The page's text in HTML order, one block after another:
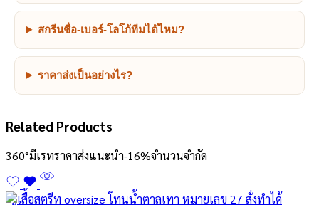
สกรีนชื่อ-เบอร์-โลโก้ทีมได้ไหม?
ราคาส่งเป็นอย่างไร?
Related Products
360°มีเรทราคาส่งแนะนำ-16%จำนวนจำกัด